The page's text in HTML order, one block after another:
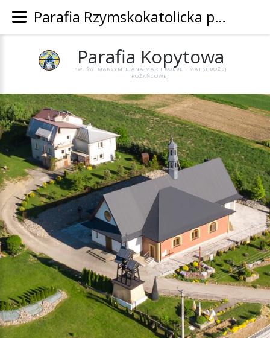
Parafia Kopytowa
PW. ŚW. MAKSYMILIANA MARII KOLBE I MATKI BOŻEJ
RÓŻAŃCOWEJ
Parafia Rzymskokatolicka pw. Św. Maksymiliana Marii Kolbe i Matki Bożej Różańcowej w Kopytowej - Parafia Kopytowa